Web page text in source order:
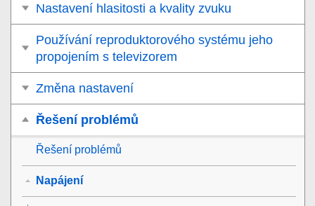
Nastavení hlasitosti a kvality zvuku
Používání reproduktorového systému jeho
propojením s televizorem
Změna nastavení
Řešení problémů
Řešení problémů
Napájení